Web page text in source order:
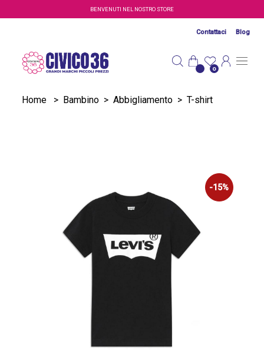
Salta al contenuto principaleBENVENUTI NEL NOSTRO STORE
Contattaci Blog
0
Home > Bambino > Abbigliamento > T-shirt
-15%